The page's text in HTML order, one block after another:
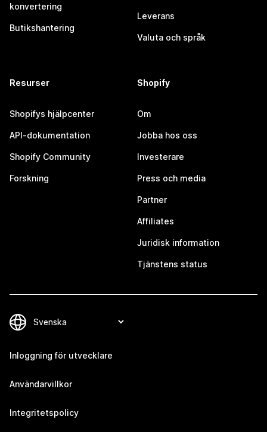
konvertering
Butikshantering
Leverans
Valuta och språk
Resurser
Shopifys hjälpcenter
API-dokumentation
Shopify Community
Forskning
Shopify
Om
Jobba hos oss
Investerare
Press och media
Partner
Affiliates
Juridisk information
Tjänstens status
Inloggning för utvecklare
Användarvillkor
Integritetspolicy